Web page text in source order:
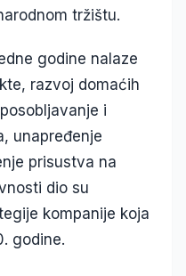
tržištu.
godine nalaze
razvoj domaćih
i
unapređenje
prisustva na
dio su
kompanije koja
godine.